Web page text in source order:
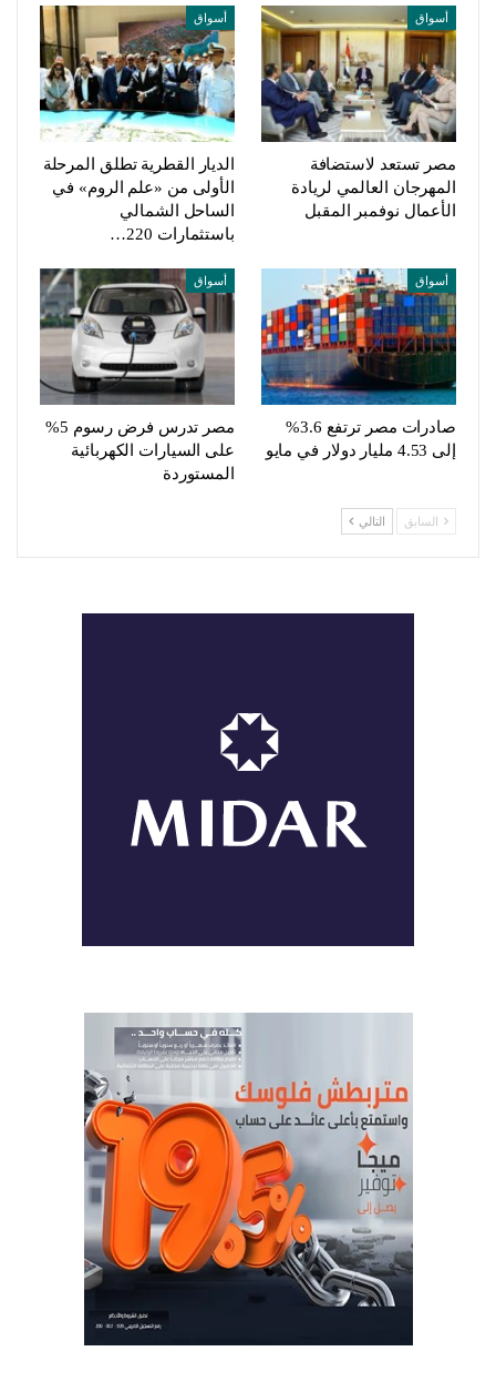
أسواق
مصر تستعد لاستضافة
المهرجان العالمي لريادة
الأعمال نوفمبر المقبل
أسواق
الديار القطرية تطلق المرحلة
الأولى من «علم الروم» في
الساحل الشمالي
باستثمارات 220…
أسواق
صادرات مصر ترتفع 3.6%
إلى 4.53 مليار دولار في مايو
أسواق
مصر تدرس فرض رسوم 5%
على السيارات الكهربائية
المستوردة
السابق التالي